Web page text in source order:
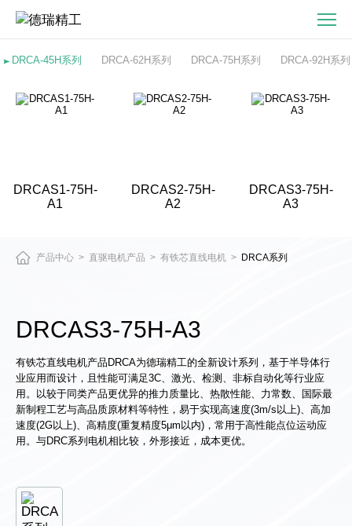
DRCAS3-
75H-
A3
有
机
DRCA-45H系列 DRCA-62H系列 DRCA-75H系列 DRCA-92H系列
DRCAS1-75H-
A1
DRCAS2-75H-
A2
DRCAS3-75H-
A3
产品中心 > 直驱电机产品 > 有铁芯直线电机 > DRCA系列
DRCAS3-75H-A3
有铁芯直线电机产品DRCA为德瑞精工的全新设计系列，基于半导体行
业应用而设计，且性能可满足3C、激光、检测、非标自动化等行业应
用。以较于同类产品更优异的推力质量比、热散性能、力常数、国际最
新制程工艺与高品质原材料等特性，易于实现高速度(3m/s以上)、高加
速度(2G以上)、高精度(重复精度5μm以内)，常用于高性能点位运动应
用。与DRC系列电机相比较，外形接近，成本更优。